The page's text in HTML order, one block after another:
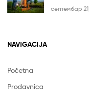
септембар
NAVIGACIJA
Početna
Prodavnica